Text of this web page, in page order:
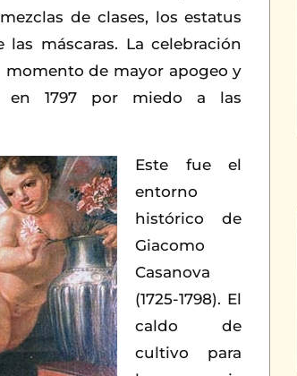
de clases, los estatus
máscaras. La celebración
momento de mayor apogeo y
en 1797 por miedo a las
Este fue el
entorno
histórico de
Giacomo
Casanova
(1725-1798). El
caldo de
cultivo para